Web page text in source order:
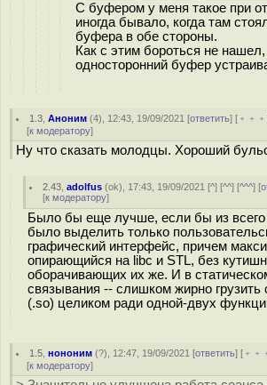
С буфером у меня такое при
иногда бывало, когда там
буфера в обе стороны.
Как с этим бороться не
односторонний буфер
1.3 ,Аноним (4), 12:43, 19/09/2021 [ответить] [ ﹢﹢﹢
[к модератору]
Ну что сказать молодцы. Хороший
2.43 ,adolfus (ok), 17:43, 19/09/2021 [^] [^^] [^^^] [
[к модератору]
Было бы еще лучше, если бы из всего
было выделить только
графический интерфейс, причем
опирающийся на libc и STL, без
оборачивающих их же. И в
связывания -- слишком жирно
(.so) целиком ради одной-двух
1.5 ,нононим (?), 12:47, 19/09/2021 [ответить] [
[к модератору]